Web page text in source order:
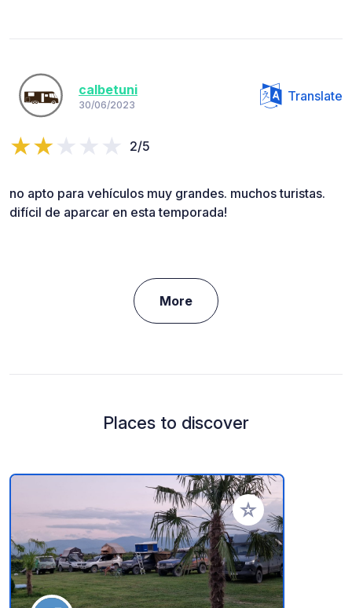
calbetuni
30/06/2023
Translate
2/5
no apto para vehículos muy grandes. muchos turistas.
difícil de aparcar en esta temporada!
More
Places to discover
Add to your